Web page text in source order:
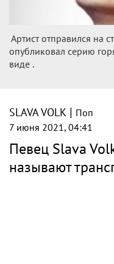
Артист отправился на
опубликовал серию
виде .
SLAVA VOLK | Поп
7 июня 2021, 04:41
Певец Slava
называют